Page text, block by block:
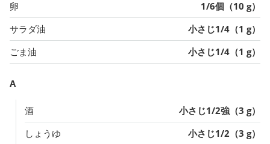
卵
1/6個（10 g）
サラダ油
小さじ1/4（1 g）
ごま油
小さじ1/4（1 g）
A
酒
小さじ1/2強（3 g）
しょうゆ
小さじ1/2（3 g）